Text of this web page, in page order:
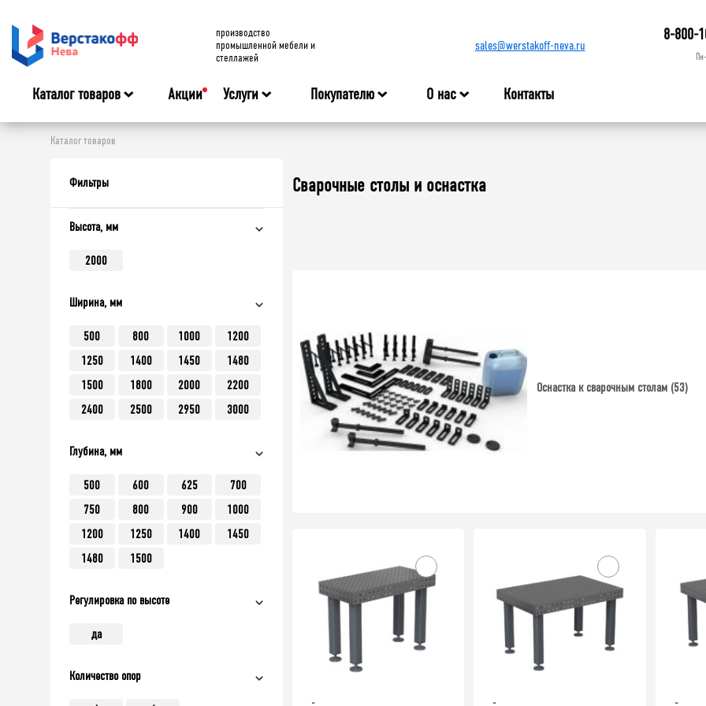
производство
промышленной мебели и
стеллажей
sales@werstakoff-neva.ru
8-800-
Каталог товаров Акции Услуги Покупателю О нас Контакты
Каталог товаров
Фильтры
Высота, мм
2000
Ширина, мм
500 800 1000
1200
1250
1400 1450
1480
1500
1800 2000
2200
2400
2500 2950 3000
Глубина, мм
500 600 625
700
750
800 900
1000
1200
1250 1400
1450
1480
1500
Регулировка по высоте
да
Количество опор
Сварочные столы и оснастка
Оснастка к сварочным столам (53)
- - -